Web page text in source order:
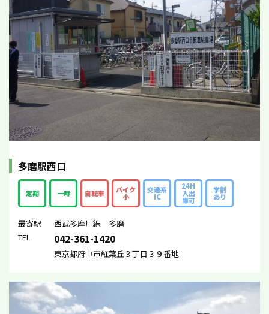
多磨駅西口
定期 一時 自転車 バイク
小
交通系
IC
24H
入出
庫可
学割
あり
最寄駅
西武多摩川線 多磨
TEL
042-361-1420
東京都府中市紅葉丘３丁目３９番地